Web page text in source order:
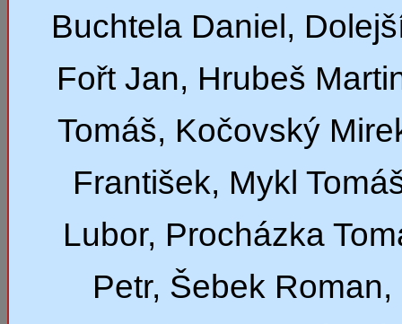
Buchtela Daniel,
Fořt Jan, Hrubeš
Tomáš, Kočovský
František, Mykl
Lubor, Procházka
Petr, Šebek